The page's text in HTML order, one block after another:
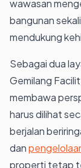
wawasan
bangunan
mendukung
Sebagai dua
Gemilang
membawa
harus dilihat
berjalan
dan
properti tetap